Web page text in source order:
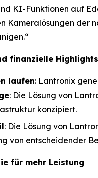
KI-Funktionen auf
Kameralösungen der
finanzielle
laufen: Lantronix
: Die Lösung von
konzipiert.
: Die Lösung von
von entscheidender
für mehr Leistung